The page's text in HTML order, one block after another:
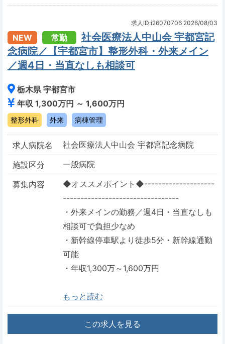
求人ID:i26070706 2026/08/03
NEW 常勤
社会医療法人中山会 宇都宮記
念病院／【宇都宮市】整形外科・外来メイン
／週4日・当直なしも相談可
栃木県 宇都宮市
年収 1,300万円 ～ 1,600万円
整形外科 外来 病棟管理
求人病院名
社会医療法人中山会 宇都宮記念病院
施設区分
一般病院
募集内容
◆オススメポイント◆--------------------
---------------------------------
・外来メインの勤務／週4日・当直なしも
相談可で負担少なめ
・新幹線停車駅より徒歩5分・新幹線通勤
可能
・年収1,300万～1,600万円
もっと読む
この求人を見る